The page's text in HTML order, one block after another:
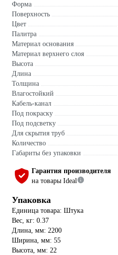
Форма
Поверхность
Цвет
Палитра
Материал основания
Материал верхнего слоя
Высота
Длина
Толщина
Влагостойкий
Кабель-канал
Под покраску
Под подсветку
Для скрытия труб
Количество
Габариты без упаковки
Гарантия производителя
на товары Ideal
Упаковка
Единица товара: Штука
Вес, кг: 0.37
Длина, мм: 2200
Ширина, мм: 55
Высота, мм: 22